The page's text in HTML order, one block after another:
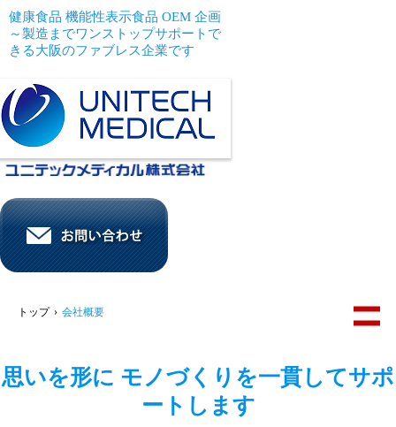
健康食品 機能性表示食品 OEM 企画
～製造までワンストップサポートで
きる大阪のファブレス企業です
トップ › 会社概要
思いを形に モノづくりを一貫してサポ
ートします